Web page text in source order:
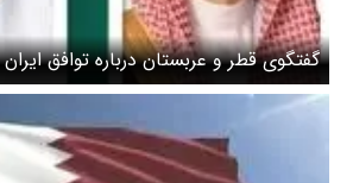
گفتگوی قطر و عربستان درباره توافق